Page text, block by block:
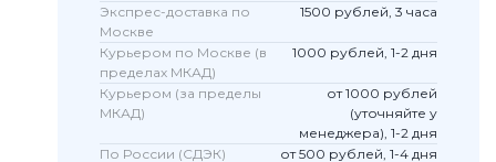
Экспрес-доставка по
Москве
1500 рублей, 3 часа
Курьером по Москве (в
пределах МКАД)
1000 рублей, 1-2 дня
Курьером (за пределы
МКАД)
от 1000 рублей
(уточняйте у
менеджера), 1-2 дня
По России (СДЭК)
от 500 рублей, 1-4 дня